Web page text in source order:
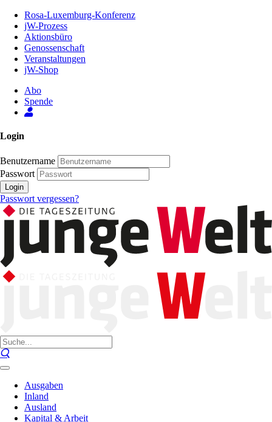
Inhalt
Seite
Rosa-Luxemburg-Konferenz
jW-Prozess
Aktionsbüro
Genossenschaft
Veranstaltungen
jW-Shop
Abo
Spende
Login
Benutzername
Passwort
Login
Passwort vergessen?
Ausgaben
Inland
Ausland
Kapital & Arbeit